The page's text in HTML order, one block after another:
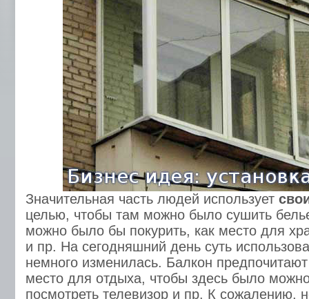
Значительная часть людей использует
целью, чтобы там можно было сушить
можно было бы покурить, как место для
и пр. На сегодняшний день суть
немного изменилась. Балкон предпочитают
место для отдыха, чтобы здесь было
посмотреть телевизор и пр. К сожалению,